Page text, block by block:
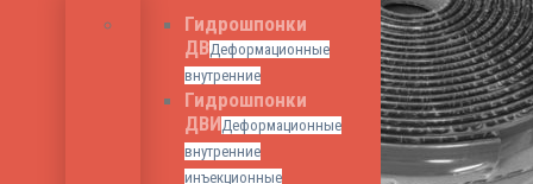
Гидрошпонки
ДВДеформационные
внутренние
Гидрошпонки
ДВИДеформационные
внутренние
инъекционные